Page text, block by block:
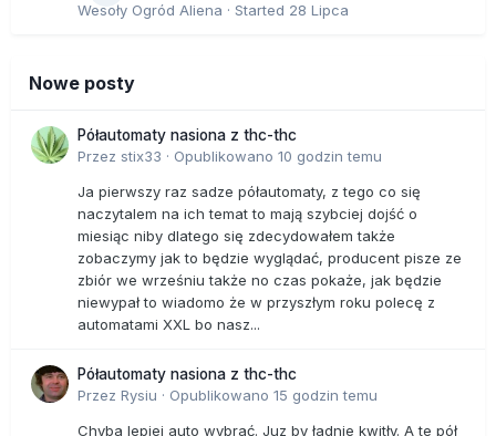
Wesoły Ogród Aliena · Started 28 Lipca
Nowe posty
Półautomaty nasiona z thc-thc
Przez stix33 · Opublikowano 10 godzin temu
Ja pierwszy raz sadze półautomaty, z tego co się
naczytalem na ich temat to mają szybciej dojść o
miesiąc niby dlatego się zdecydowałem także
zobaczymy jak to będzie wyglądać, producent pisze ze
zbiór we wrześniu także no czas pokaże, jak będzie
niewypał to wiadomo że w przyszłym roku polecę z
automatami XXL bo nasz...
Półautomaty nasiona z thc-thc
Przez Rysiu · Opublikowano 15 godzin temu
Chyba lepiej auto wybrać. Juz by ładnie kwitły. A te pół